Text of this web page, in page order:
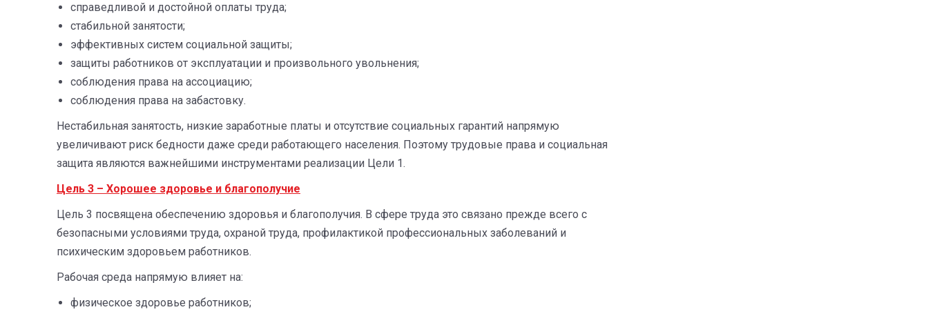
справедливой и достойной оплаты труда;
стабильной занятости;
эффективных систем социальной защиты;
защиты работников от эксплуатации и произвольного увольнения;
соблюдения права на ассоциацию;
соблюдения права на забастовку.
Нестабильная занятость, низкие заработные платы и отсутствие социальных гарантий напрямую
увеличивают риск бедности даже среди работающего населения. Поэтому трудовые права и социальная
защита являются важнейшими инструментами реализации Цели 1.
Цель 3 – Хорошее здоровье и благополучие
Цель 3 посвящена обеспечению здоровья и благополучия. В сфере труда это связано прежде всего с
безопасными условиями труда, охраной труда, профилактикой профессиональных заболеваний и
психическим здоровьем работников.
Рабочая среда напрямую влияет на:
физическое здоровье работников;